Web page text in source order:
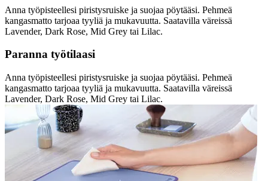
Anna työpisteellesi piristysruiske ja suojaa pöytääsi. Pehmeä
kangasmatto tarjoaa tyyliä ja mukavuutta. Saatavilla väreissä
Lavender, Dark Rose, Mid Grey tai Lilac.
Paranna työtilaasi
Anna työpisteellesi piristysruiske ja suojaa pöytääsi. Pehmeä
kangasmatto tarjoaa tyyliä ja mukavuutta. Saatavilla väreissä
Lavender, Dark Rose, Mid Grey tai Lilac.